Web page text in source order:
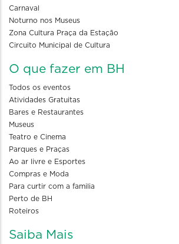
Carnaval
Noturno nos Museus
Zona Cultura Praça da Estação
Circuito Municipal de Cultura
O que fazer em BH
Todos os eventos
Atividades Gratuitas
Bares e Restaurantes
Museus
Teatro e Cinema
Parques e Praças
Ao ar livre e Esportes
Compras e Moda
Para curtir com a familia
Perto de BH
Roteiros
Saiba Mais